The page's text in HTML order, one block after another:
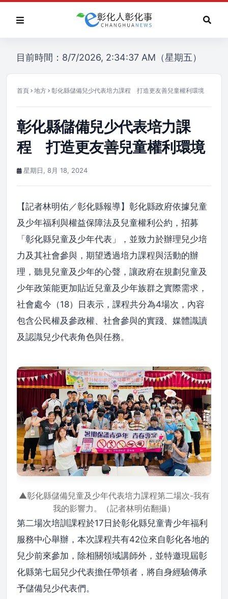
目前時間：8/7/2026, 2:34:37 AM（星期五）
首頁 地方 彰化縣儲備兒少代表培力課程 打造更友善兒童權利環境
彰化縣儲備兒少代表培力課
程 打造更友善兒童權利環境
星期日, 8月 18, 2024
【記者林明佑／彰化縣報導】彰化縣政府依據兒童
及少年福利與權益保障法及兒童權利公約，招募
「彰化縣兒童及少年代表」，並致力於辦理兒少培
力及其社會參與，期望透過培力課程與活動的辦
理，聽見兒童及少年的心聲，讓政府在規劃兒童及
少年政策能更加貼近兒童及少年族群之實際需求，
社會處今（18）日表示，課程共分為4場次，內容
包含公民權及參政權、社會參與的實踐、媒體識讀
及認識兒少代表角色與任務。
▲彰化縣儲備兒童及少年代表培力課程第二場次-我有
我的影響力。（記者林明佑翻攝）
第二場次培訓課程於17日於彰化縣兒童青少年福利
服務中心舉辦，本次課程共有42位來自彰化各地的
兒少前來參加，除相關領域講師外，並特邀現屆彰
化縣第七屆兒少代表擔任帶領者，將自身經驗傳承
予儲備兒少代表們。